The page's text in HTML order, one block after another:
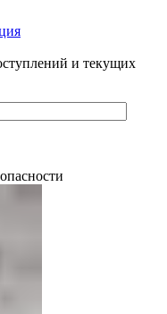
и текущих